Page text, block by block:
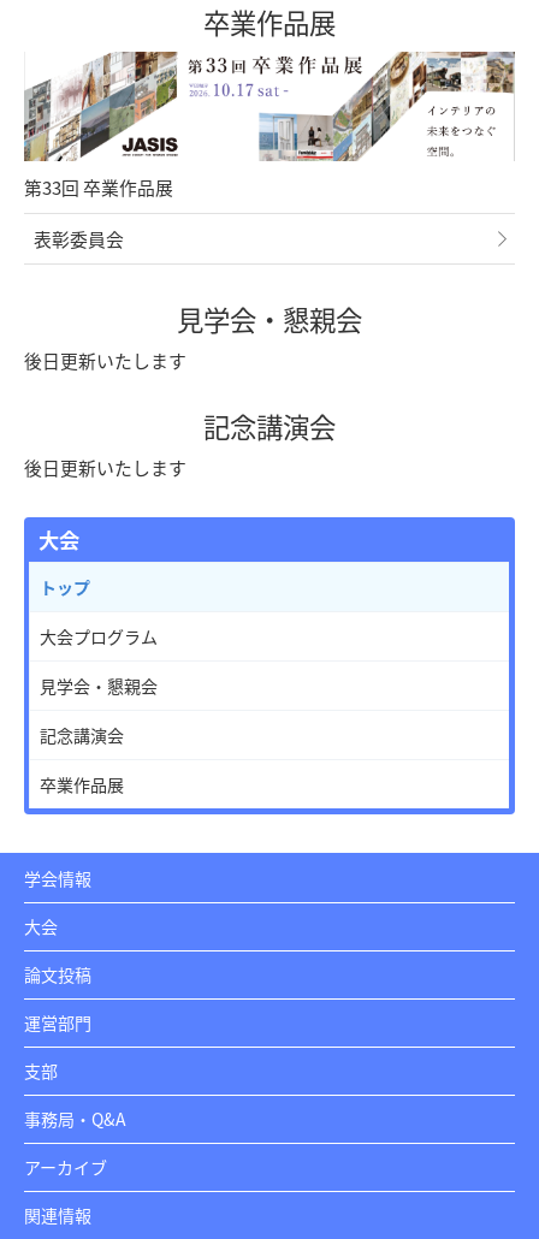
卒業作品展
第33回 卒業作品展
表彰委員会
見学会・懇親会
後日更新いたします
記念講演会
後日更新いたします
大会
トップ
大会プログラム
見学会・懇親会
記念講演会
卒業作品展
学会情報
大会
論文投稿
運営部門
支部
事務局・Q&A
アーカイブ
関連情報